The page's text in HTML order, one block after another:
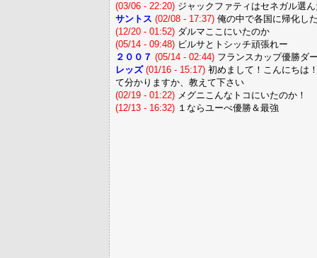
(03/06 - 22:20) ジャックファティはセネガル選
サントス (02/08 - 17:37) 俺の中で各国に帰化し
(12/20 - 01:52) ダルマここにいたのか
(05/14 - 09:48) ビルサとトシッチ頑張れー
２００７ (05/14 - 02:44) フランスカップ優勝ダ
レッズ (01/16 - 15:17) 初めまして！こんにちは
て分かりますか、教えて下さい
(02/19 - 01:22) メグニこんなトコにいたのか！
(12/13 - 16:32) １ならユーべ優勝＆最強